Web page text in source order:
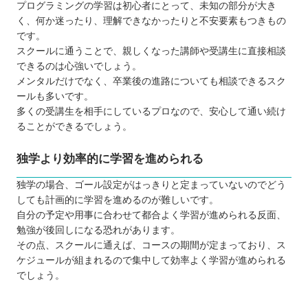
プログラミングの学習は初心者にとって、未知の部分が大き
く、何か迷ったり、理解できなかったりと不安要素もつきもの
です。
スクールに通うことで、親しくなった講師や受講生に直接相談
できるのは心強いでしょう。
メンタルだけでなく、卒業後の進路についても相談できるスク
ールも多いです。
多くの受講生を相手にしているプロなので、安心して通い続け
ることができるでしょう。
独学より効率的に学習を進められる
独学の場合、ゴール設定がはっきりと定まっていないのでどう
しても計画的に学習を進めるのが難しいです。
自分の予定や用事に合わせて都合よく学習が進められる反面、
勉強が後回しになる恐れがあります。
その点、スクールに通えば、コースの期間が定まっており、ス
ケジュールが組まれるので集中して効率よく学習が進められる
でしょう。